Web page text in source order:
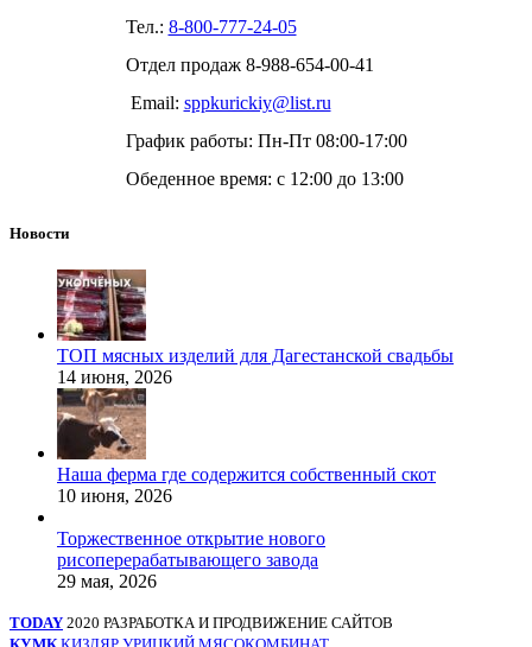
Тел.: 8-800-777-24-05
Отдел продаж 8-988-654-00-41
Email: sppkurickiy@list.ru
График работы: Пн-Пт 08:00-17:00
Обеденное время: с 12:00 до 13:00
Новости
ТОП мясных изделий для Дагестанской свадьбы
14 июня, 2026
Наша ферма где содержится собственный скот
10 июня, 2026
Торжественное открытие нового
рисоперерабатывающего завода
29 мая, 2026
TODAY 2020 РАЗРАБОТКА И ПРОДВИЖЕНИЕ САЙТОВ